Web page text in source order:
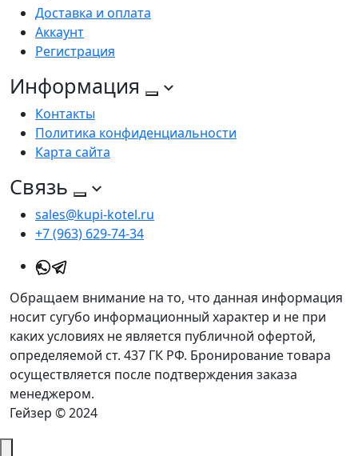
Доставка и оплата
Аккаунт
Регистрация
Информация
Контакты
Политика конфиденциальности
Карта сайта
Связь
sales@kupi-kotel.ru
+7 (963) 629-74-34
Обращаем внимание на то, что данная информация
носит сугубо информационный характер и не при
каких условиях не является публичной офертой,
определяемой ст. 437 ГК РФ. Бронирование товара
осуществляется после подтверждения заказа
менеджером.
Гейзер © 2024